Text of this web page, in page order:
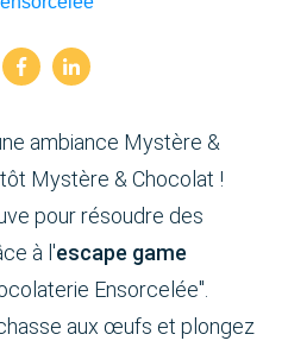
ambiance Mystère &
Mystère & Chocolat !
pour résoudre des
à l'escape game
Ensorcelée".
aux œufs et plongez